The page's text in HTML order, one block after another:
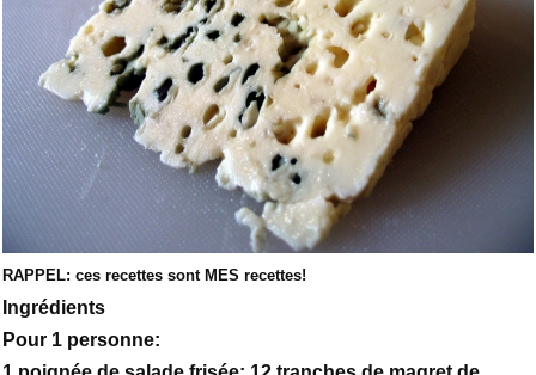
RAPPEL: ces recettes sont MES recettes!
Ingrédients
Pour 1 personne: